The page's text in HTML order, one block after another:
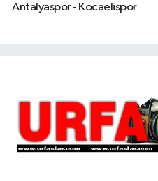
Antalyaspor - Kocaelispor